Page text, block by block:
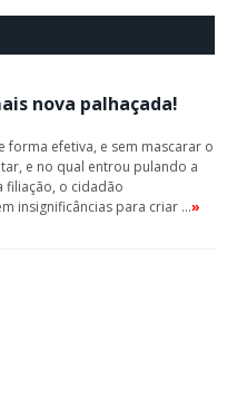
nova palhaçada!
forma efetiva, e sem mascarar o
e no qual entrou pulando a
filiação, o cidadão
insignificâncias para criar …»